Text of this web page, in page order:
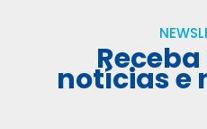
notícias e